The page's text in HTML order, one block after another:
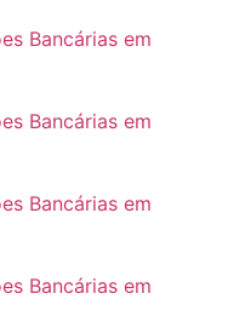
Bancárias em
Bancárias em
Bancárias em
Bancárias em